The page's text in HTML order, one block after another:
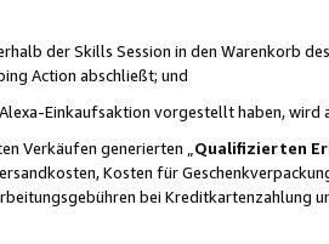
der Skills Session in den Warenkorb
Action abschließt; und
Einkaufsaktion vorgestellt haben, wird
Verkäufen generierten „ Qualifizierten
Kosten für
bei Kreditkartenzahlung